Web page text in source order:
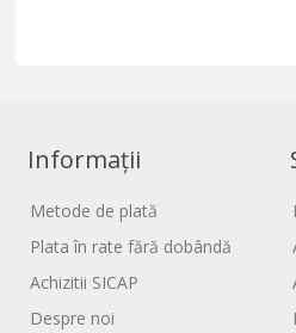
Informații
Metode de plată
Plata în rate fără dobândă
Achizitii SICAP
Despre noi